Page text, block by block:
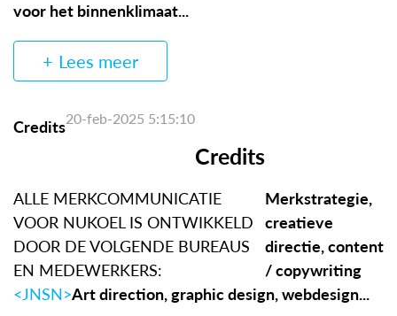
voor het binnenklimaat...
Lees meer
Credits20-feb-2025 5:15:10
Credits
ALLE MERKCOMMUNICATIE
VOOR NUKOEL IS ONTWIKKELD
DOOR DE VOLGENDE BUREAUS
EN MEDEWERKERS:
Merkstrategie,
creatieve
directie, content
/ copywriting
<JNSN>Art direction, graphic design, webdesign...